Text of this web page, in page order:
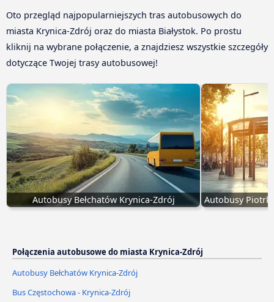
Oto przegląd najpopularniejszych tras autobusowych do
miasta Krynica-Zdrój oraz do miasta Białystok. Po prostu
kliknij na wybrane połączenie, a znajdziesz wszystkie szczegóły
dotyczące Twojej trasy autobusowej!
Autobusy Bełchatów Krynica-Zdrój Autobusy
Połączenia autobusowe do miasta Krynica-Zdrój
Autobusy Bełchatów Krynica-Zdrój
Bus Częstochowa - Krynica-Zdrój